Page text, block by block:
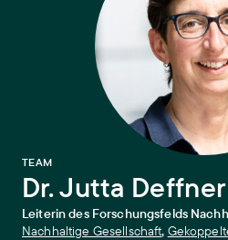
TEAM
:
Dr. Jutta Deffner
Leiterin des Forschungsfelds
Nachhaltige Gesellschaft,